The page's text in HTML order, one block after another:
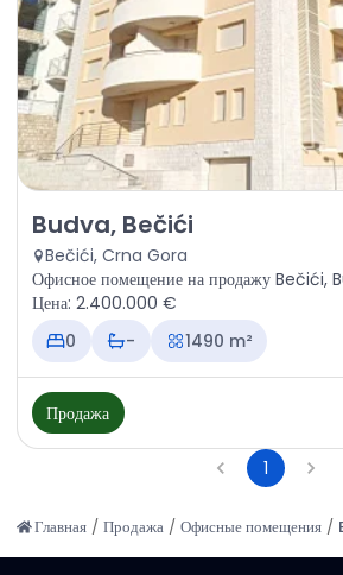
Продажа - Офисное помещение
Budva, Bečići
Bečići, Crna Gora
Офисное помещение на продажу Bečići,
Цена: 2.400.000 €
0
- 1490 m²
Продажа
1
Главная / Продажа / Офисные помещения /